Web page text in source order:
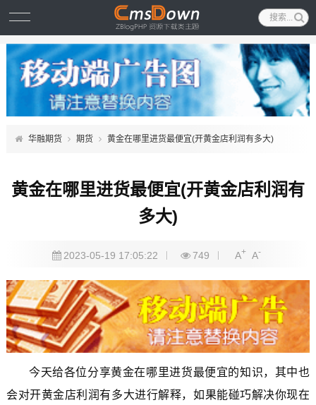
华融期货 期货 黄金在哪里进货最便宜(开黄金店利润有多大)
黄金在哪里进货最便宜(开黄金店利润有
多大)
2023-05-19 17:05:22 749 A+ A-
今天给各位分享黄金在哪里进货最便宜的知识，其中也
会对开黄金店利润有多大进行解释，如果能碰巧解决你现在